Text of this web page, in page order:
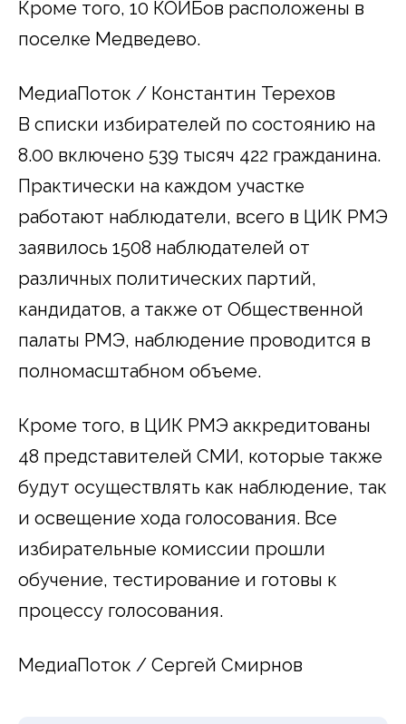
Кроме того, 10 КОИБов расположены в
поселке Медведево.
МедиаПоток / Константин Терехов
В списки избирателей по состоянию на
8.00 включено 539 тысяч 422 гражданина.
Практически на каждом участке
работают наблюдатели, всего в ЦИК РМЭ
заявилось 1508 наблюдателей от
различных политических партий,
кандидатов, а также от Общественной
палаты РМЭ, наблюдение проводится в
полномасштабном объеме.
Кроме того, в ЦИК РМЭ аккредитованы
48 представителей СМИ, которые также
будут осуществлять как наблюдение, так
и освещение хода голосования. Все
избирательные комиссии прошли
обучение, тестирование и готовы к
процессу голосования.
МедиаПоток / Сергей Смирнов